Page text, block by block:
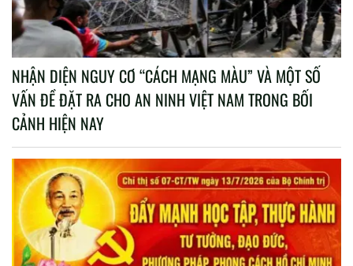
NHẬN DIỆN NGUY CƠ “CÁCH MẠNG MÀU” VÀ MỘT SỐ
VẤN ĐỀ ĐẶT RA CHO AN NINH VIỆT NAM TRONG BỐI
CẢNH HIỆN NAY